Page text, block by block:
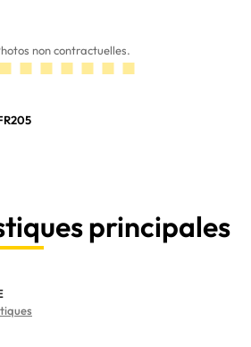
non contractuelles.
principales